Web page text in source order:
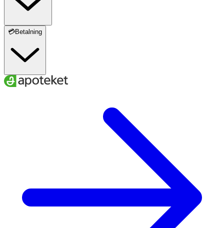
💳Betalning